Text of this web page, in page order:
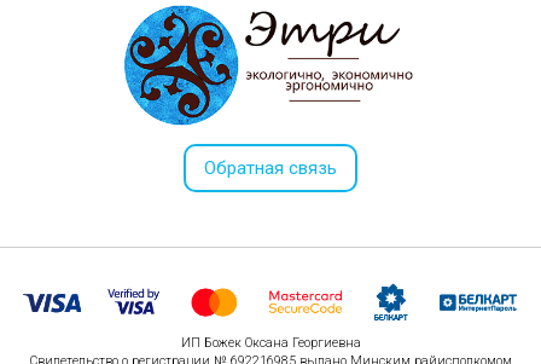
Обратная связь
ИП Божек Оксана Георгиевна